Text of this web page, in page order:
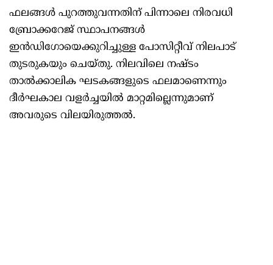
ഫലങ്ങള്‍ പുറത്തുവന്നതിന് പിന്നാലെ നിരവധി
ബ്രോക്കറേജ് സ്ഥാപനങ്ങള്‍
ഇന്‍ഡിഗോയെക്കുറിച്ചുള്ള പോസിറ്റീവ് നിലപാട്
തുടരുകയും ചെയ്തു. നിലവിലെ നഷ്ടം
താല്‍ക്കാലിക ഘടകങ്ങളുടെ ഫലമാണെന്നും
ദീര്‍ഘകാല വളര്‍ച്ചയില്‍ മാറ്റമില്ലെന്നുമാണ്
അവരുടെ വിലയിരുത്തല്‍.